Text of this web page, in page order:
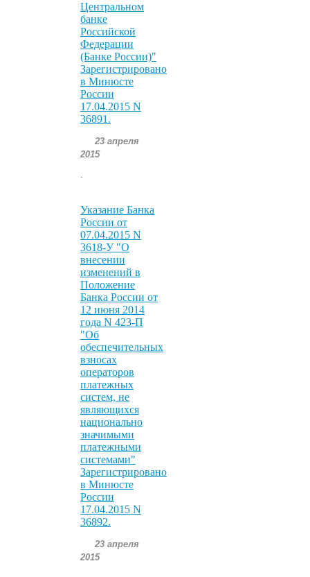
Центральном
банке
Российской
Федерации
(Банке России)"
Зарегистрировано
в Минюсте
России
17.04.2015 N
36891.
23 апреля
2015
.
Указание Банка
России от
07.04.2015 N
3618-У "О
внесении
изменений в
Положение
Банка России от
12 июня 2014
года N 423-П
"Об
обеспечительных
взносах
операторов
платежных
систем, не
являющихся
национально
значимыми
платежными
системами"
Зарегистрировано
в Минюсте
России
17.04.2015 N
36892.
23 апреля
2015